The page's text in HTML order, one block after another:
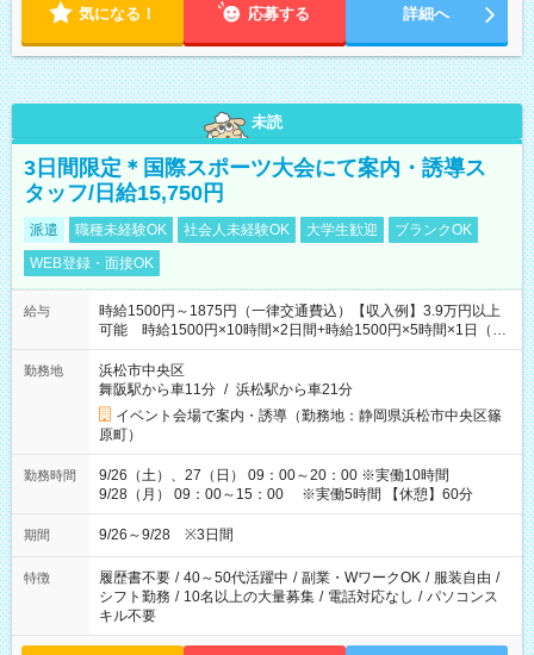
気になる！ 応募する 詳細へ
未読
3日間限定＊国際スポーツ大会にて案内・誘導ス
タッフ/日給15,750円
派遣 職種未経験OK 社会人未経験OK 大学生歓迎
ブランクOK
WEB登録・面接OK
給与
時給1500円～1875円（一律交通費込）【収入例】3.9万円以上
可能 時給1500円×10時間×2日間+時給1500円×5時間×1日（実
働8時間を越えた時給：1875円）
勤務地
浜松市中央区
舞阪駅から車11分 / 浜松駅から車21分
イベント会場で案内・誘導（勤務地：静岡県浜松市中央区篠
原町）
勤務時間
9/26（土）、27（日） 09：00～20：00 ※実働10時間
9/28（月） 09：00～15：00 ※実働5時間 【休憩】60分
期間 9/26～9/28 ※3日間
特徴 履歴書不要 / 40～50代活躍中 / 副業・WワークOK / 服装自由 /
シフト勤務 / 10名以上の大量募集 / 電話対応なし / パソコンス
キル不要